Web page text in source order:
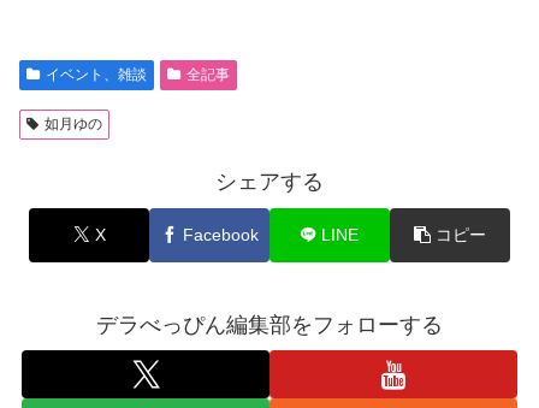
イベント、雑談 全記事
如月ゆの
シェアする
X Facebook LINE コピー
デラべっぴん編集部をフォローする